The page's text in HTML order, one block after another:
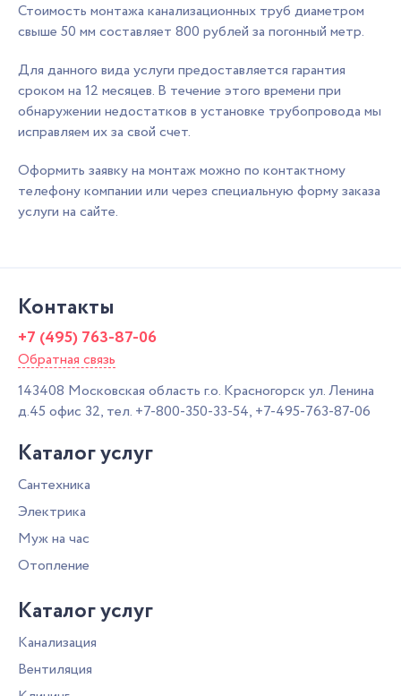
Стоимость монтажа канализационных труб диаметром
свыше 50 мм составляет 800 рублей за погонный метр.
Для данного вида услуги предоставляется гарантия
сроком на 12 месяцев. В течение этого времени при
обнаружении недостатков в установке трубопровода мы
исправляем их за свой счет.
Оформить заявку на монтаж можно по контактному
телефону компании или через специальную форму заказа
услуги на сайте.
Контакты
+7 (495) 763-87-06
Обратная связь
143408 Московская область г.о. Красногорск ул. Ленина
д.45 офис 32, тел. +7-800-350-33-54, +7-495-763-87-06
Каталог услуг
Сантехника
Электрика
Муж на час
Отопление
Каталог услуг
Канализация
Вентиляция